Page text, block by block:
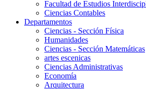
Facultad de Estudios
Ciencias Contables
Departamentos
Ciencias - Sección Física
Humanidades
Ciencias - Sección Matemáticas
artes escenicas
Ciencias Administrativas
Economía
Arquitectura